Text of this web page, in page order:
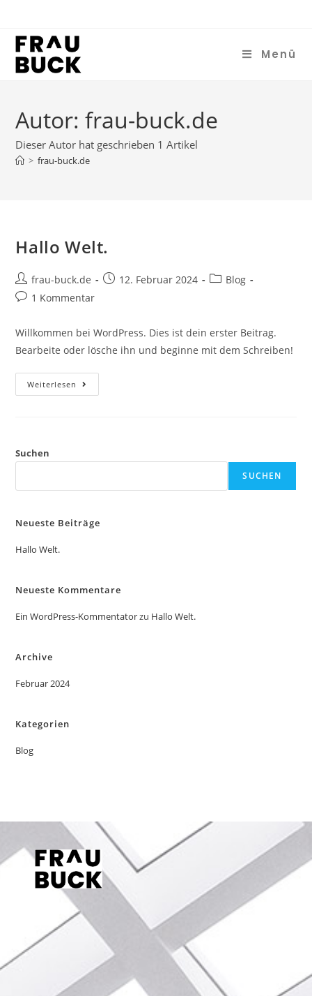
Menü
Autor:frau-buck.de
Dieser Autor hat geschrieben 1 Artikel
> frau-buck.de
Hallo Welt.
frau-buck.de 12. Februar 2024
Blog
1 Kommentar
Willkommen bei WordPress. Dies ist dein erster Beitrag.
Bearbeite oder lösche ihn und beginne mit dem Schreiben!
Weiterlesen
Suchen
SUCHEN
Neueste Beiträge
Hallo Welt.
Neueste Kommentare
Ein WordPress-Kommentatorzu Hallo Welt.
Archive
Februar 2024
Kategorien
Blog